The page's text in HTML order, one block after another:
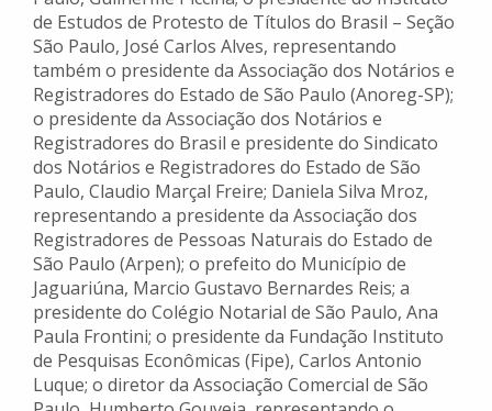
de Estudos de Protesto de Títulos do Brasil – Seção
São Paulo, José Carlos Alves, representando
também o presidente da Associação dos Notários e
Registradores do Estado de São Paulo (Anoreg-SP);
o presidente da Associação dos Notários e
Registradores do Brasil e presidente do Sindicato
dos Notários e Registradores do Estado de São
Paulo, Claudio Marçal Freire; Daniela Silva Mroz,
representando a presidente da Associação dos
Registradores de Pessoas Naturais do Estado de
São Paulo (Arpen); o prefeito do Município de
Jaguariúna, Marcio Gustavo Bernardes Reis; a
presidente do Colégio Notarial de São Paulo, Ana
Paula Frontini; o presidente da Fundação Instituto
de Pesquisas Econômicas (Fipe), Carlos Antonio
Luque; o diretor da Associação Comercial de São